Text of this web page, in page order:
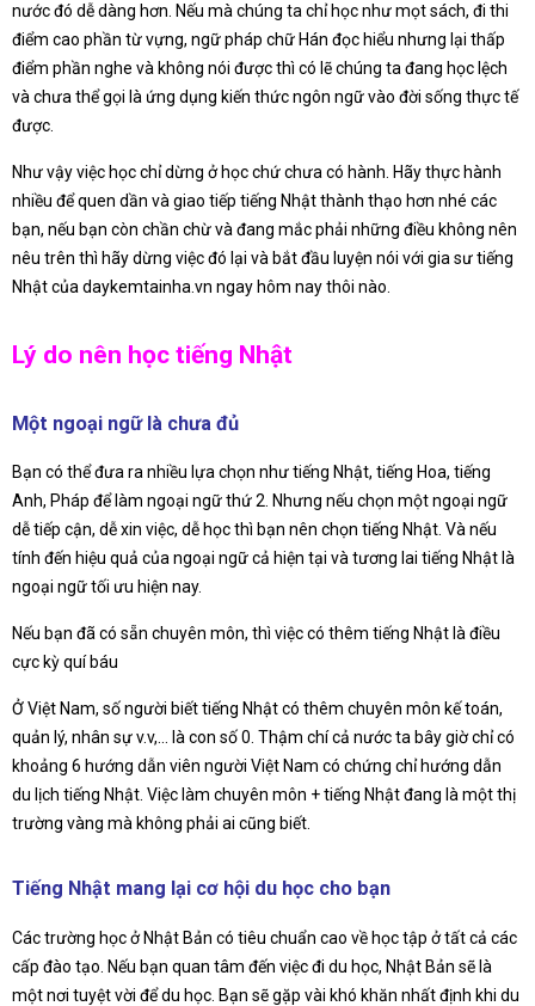
nước đó dễ dàng hơn. Nếu mà chúng ta chỉ học như mọt sách, đi thi
điểm cao phần từ vựng, ngữ pháp chữ Hán đọc hiểu nhưng lại thấp
điểm phần nghe và không nói được thì có lẽ chúng ta đang học lệch
và chưa thể gọi là ứng dụng kiến thức ngôn ngữ vào đời sống thực tế
được.
Như vậy việc học chỉ dừng ở học chứ chưa có hành. Hãy thực hành
nhiều để quen dần và giao tiếp tiếng Nhật thành thạo hơn nhé các
bạn, nếu bạn còn chần chừ và đang mắc phải những điều không nên
nêu trên thì hãy dừng việc đó lại và bắt đầu luyện nói với gia sư tiếng
Nhật của daykemtainha.vn ngay hôm nay thôi nào.
Lý do nên học tiếng Nhật
Một ngoại ngữ là chưa đủ
Bạn có thể đưa ra nhiều lựa chọn như tiếng Nhật, tiếng Hoa, tiếng
Anh, Pháp để làm ngoại ngữ thứ 2. Nhưng nếu chọn một ngoại ngữ
dễ tiếp cận, dễ xin việc, dễ học thì bạn nên chọn tiếng Nhật. Và nếu
tính đến hiệu quả của ngoại ngữ cả hiện tại và tương lai tiếng Nhật là
ngoại ngữ tối ưu hiện nay.
Nếu bạn đã có sẵn chuyên môn, thì việc có thêm tiếng Nhật là điều
cực kỳ quí báu
Ở Việt Nam, số người biết tiếng Nhật có thêm chuyên môn kế toán,
quản lý, nhân sự v.v,… là con số 0. Thậm chí cả nước ta bây giờ chỉ có
khoảng 6 hướng dẫn viên người Việt Nam có chứng chỉ hướng dẫn
du lịch tiếng Nhật. Việc làm chuyên môn + tiếng Nhật đang là một thị
trường vàng mà không phải ai cũng biết.
Tiếng Nhật mang lại cơ hội du học cho bạn
Các trường học ở Nhật Bản có tiêu chuẩn cao về học tập ở tất cả các
cấp đào tạo. Nếu bạn quan tâm đến việc đi du học, Nhật Bản sẽ là
một nơi tuyệt vời để du học. Bạn sẽ gặp vài khó khăn nhất định khi du